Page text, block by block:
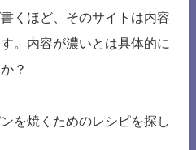
くほど、そのサイトは内容
。内容が濃いとは具体的に
？
を焼くためのレシピを探し